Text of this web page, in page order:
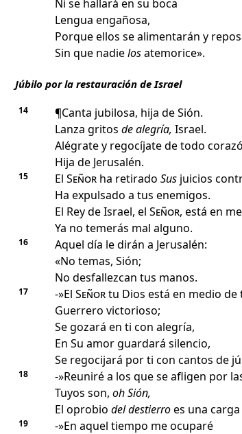
Ni se hallará en su boca
Lengua engañosa,
Porque ellos se alimentarán y
Sin que nadielosatemorice».
Júbilo por la restauración de Israel
14
¶Canta jubilosa, hija de Sión.
Lanza gritos de alegría, Israel.
Alégrate y regocíjate de todo
Hija de Jerusalén.
15 El Señorha retirado Susjuicios
Ha expulsado a tus enemigos.
El Rey de Israel, el Señor, está en
Ya no temerás mal alguno.
16 Aquel día le dirán a Jerusalén:
«No temas, Sión;
No desfallezcan tus manos.
17 -»El Señortu Dios está en medio de
Guerrero victorioso;
Se gozará en ti con alegría,
En Su amor guardará silencio,
Se regocijará por ti con cantos de
18 -»Reuniré a los que se afligen por
Tuyos son, oh Sión,
El oprobio del destierroes una carga
19
-»En aquel tiempo me ocuparé